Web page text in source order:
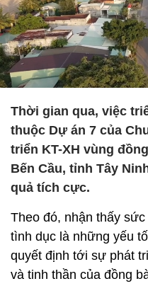
Thời gian qua, việc
thuộc Dự án 7 của
triển KT-XH vùng
Bến Cầu, tỉnh Tây
quả tích cực.
Theo đó, nhận thấy
tình dục là những yếu
quyết định tới sự phát
và tinh thần của đồng